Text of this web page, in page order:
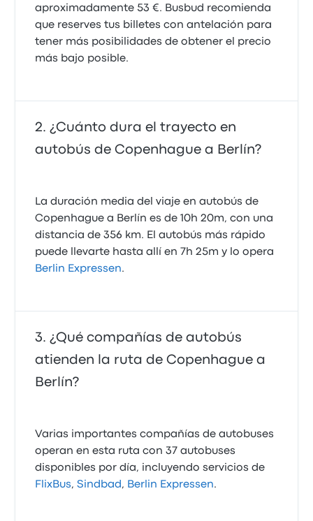
aproximadamente 53 €. Busbud recomienda
que reserves tus billetes con antelación para
tener más posibilidades de obtener el precio
más bajo posible.
¿Cuánto dura el trayecto en
autobús de Copenhague a Berlín?
La duración media del viaje en autobús de
Copenhague a Berlín es de 10h 20m, con una
distancia de 356 km. El autobús más rápido
puede llevarte hasta allí en 7h 25m y lo opera
Berlin Expressen.
¿Qué compañías de autobús
atienden la ruta de Copenhague a
Berlín?
Varias importantes compañías de autobuses
operan en esta ruta con 37 autobuses
disponibles por día, incluyendo servicios de
FlixBus,Sindbad , Berlin Expressen.